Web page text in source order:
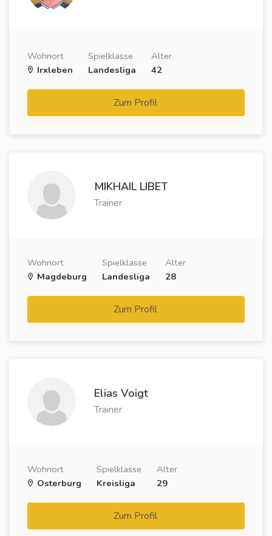
Wohnort
Irxleben
Spielklasse
Landesliga
Alter
42
Zum Profil
MIKHAIL LIBET
Trainer
Wohnort
Magdeburg
Spielklasse
Landesliga
Alter
28
Zum Profil
Elias Voigt
Trainer
Wohnort
Osterburg
Spielklasse
Kreisliga
Alter
29
Zum Profil